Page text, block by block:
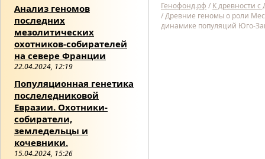
Анализ геномов
последних
мезолитических
охотников-собирателей
на севере Франции
22.04.2024, 12:19
Популяционная генетика
послеледниковой
Евразии. Охотники-
собиратели,
земледельцы и
кочевники.
15.04.2024, 15:26
Генофонд.рф / К древности с
/Древние геномы о роли
динамике популяций Юго-